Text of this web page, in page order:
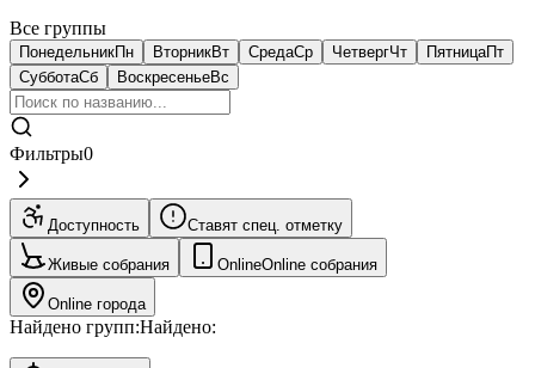
Все группы
ПонедельникПн ВторникВт СредаСр ЧетвергЧт ПятницаПт
СубботаСб ВоскресеньеВс
Фильтры0
Доступность Ставят спец. отметку
Живые собрания OnlineOnline собрания
Online города
Найдено групп:Найдено: